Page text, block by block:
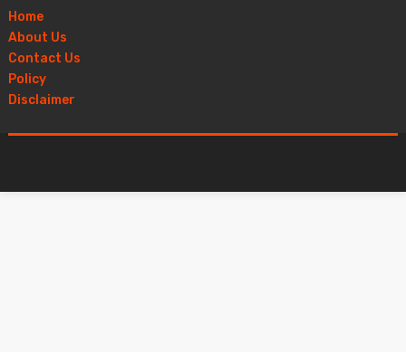
Home
About Us
Contact Us
Policy
Disclaimer